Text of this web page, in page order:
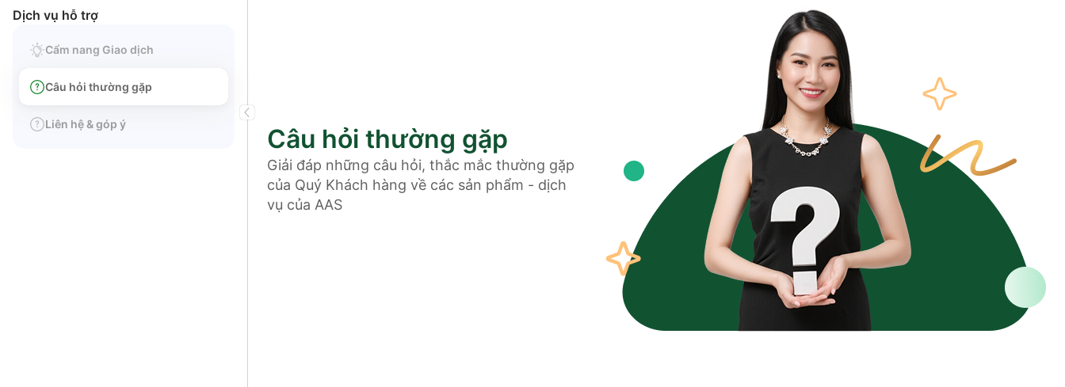
Dịch vụ hỗ trợ
Cẩm nang Giao dịch
Câu hỏi thường gặp
Liên hệ & góp ý Câu hỏi thường gặp
Giải đáp những câu hỏi, thắc mắc thường gặp
của Quý Khách hàng về các sản phẩm - dịch
vụ của AAS